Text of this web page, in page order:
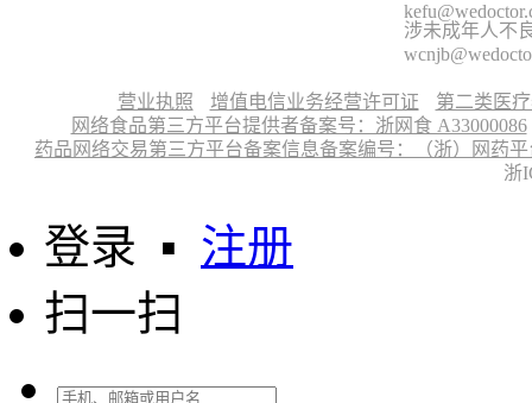
涉未成年人不
营业执照 增值电信业务经营许可证
第二类医
网络食品第三方平台提供者备案号：浙网食 A33000086
药品网络交易第三方平台备案信息备案编号：（浙）网药平
浙
登录 ▪ 注册
扫一扫